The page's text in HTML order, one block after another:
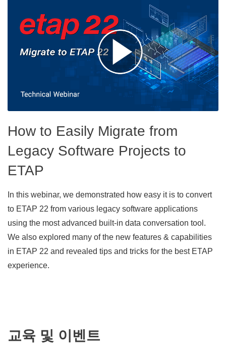
How to Easily Migrate from
Legacy Software Projects to
ETAP
In this webinar, we demonstrated how easy it is to convert
to ETAP 22 from various legacy software applications
using the most advanced built-in data conversation tool.
We also explored many of the new features & capabilities
in ETAP 22 and revealed tips and tricks for the best ETAP
experience.
교육 및 이벤트